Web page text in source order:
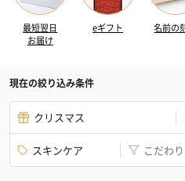
最短翌日
お届け
eギフト 名前の
現在の絞り込み条件
クリスマス
スキンケア こだわり